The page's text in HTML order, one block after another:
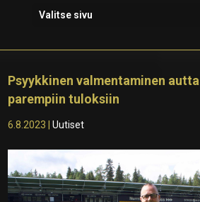
Valitse sivu
Psyykkinen valmentaminen
parempiin tuloksiin
6.8.2023 |Uutiset